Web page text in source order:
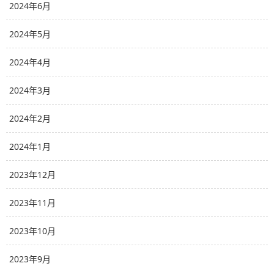
2024年6月
2024年5月
2024年4月
2024年3月
2024年2月
2024年1月
2023年12月
2023年11月
2023年10月
2023年9月